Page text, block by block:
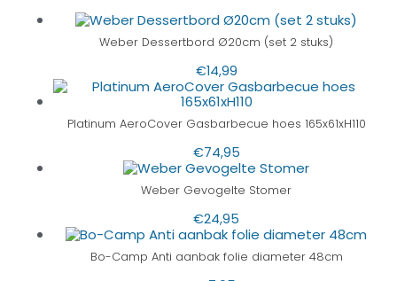
Weber Dessertbord Ø20cm (set 2 stuks)
€14,99
Platinum AeroCover Gasbarbecue hoes 165x61xH110
€74,95
Weber Gevogelte Stomer
€24,95
Bo-Camp Anti aanbak folie diameter 48cm